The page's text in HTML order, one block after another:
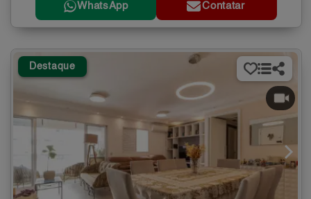
WhatsApp Contatar
Destaque